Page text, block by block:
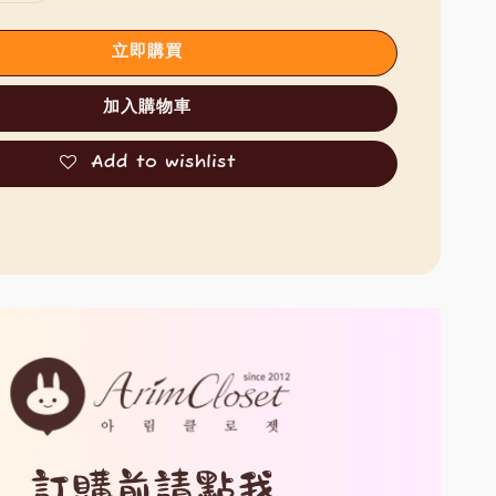
立即購買
加入購物車
Add to wishlist